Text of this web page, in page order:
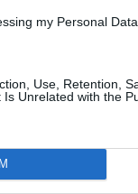
my Personal
Use, Retention,
Unrelated with the